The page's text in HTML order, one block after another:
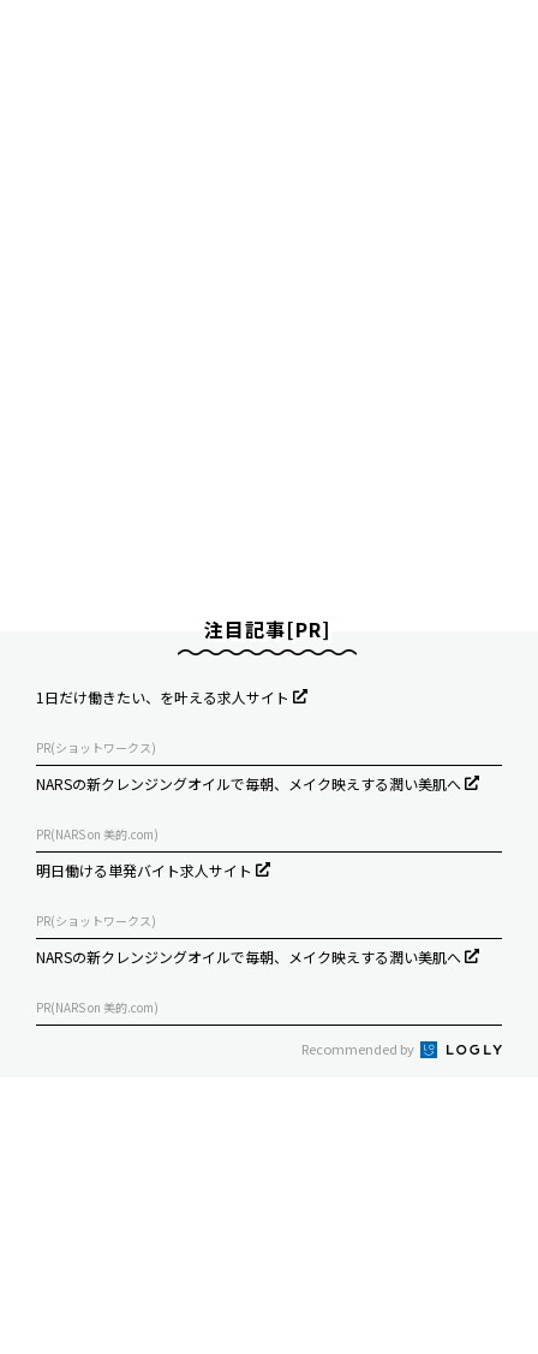
注目記事[PR]
1日だけ働きたい、を叶える求人サイト
PR(ショットワークス)
NARSの新クレンジングオイルで毎朝、メイク映えする潤い美肌へ
PR(NARS on 美的.com)
明日働ける単発バイト求人サイト
PR(ショットワークス)
NARSの新クレンジングオイルで毎朝、メイク映えする潤い美肌へ
PR(NARS on 美的.com)
Recommended by